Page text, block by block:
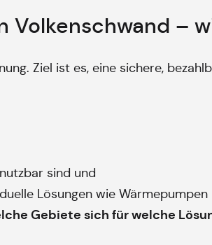
Volkenschwand –
Ziel ist es, eine sichere,
sind und
Lösungen wie
Gebiete sich für welche